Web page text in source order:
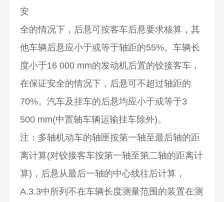
安
全的情况下，后悬可按客车后悬要求核算，其
他车辆后悬应小于或等于轴距的55%。车辆长
度小于16 000 mm的发动机后置的铰接客车，
在保证安全的情况下，后悬可不超过轴距的
70%。汽车及挂车的后悬均应小于或等于3
500 mm(中置轴车辆运输挂车除外)。
注：多轴机动车的轴匣按第一轴至最后轴的距
离计算(对铰接客车按第一轴至第二轴的距离计
算)，后悬从最后一轴的中心线往后计算，
A.3.3中所列不在车辆长度测量范围的装置在测